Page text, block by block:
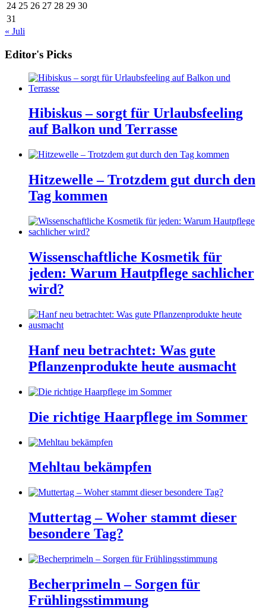
24 25 26 27 28 29 30
31
« Juli
Editor's Picks
Hibiskus – sorgt für Urlaubsfeeling
auf Balkon und Terrasse
Hitzewelle – Trotzdem gut durch den
Tag kommen
Wissenschaftliche Kosmetik für
jeden: Warum Hautpflege sachlicher
wird?
Hanf neu betrachtet: Was gute
Pflanzenprodukte heute ausmacht
Die richtige Haarpflege im Sommer
Mehltau bekämpfen
Muttertag – Woher stammt dieser
besondere Tag?
Becherprimeln – Sorgen für
Frühlingsstimmung